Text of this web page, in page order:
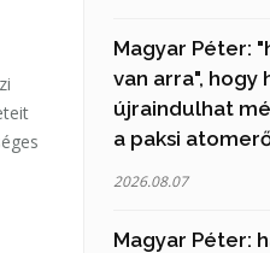
Magyar Péter:
van arra", hogy
újraindulhat
a paksi
2026.08.07
Magyar Péter: